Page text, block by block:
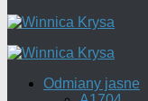
Odmiany jasne